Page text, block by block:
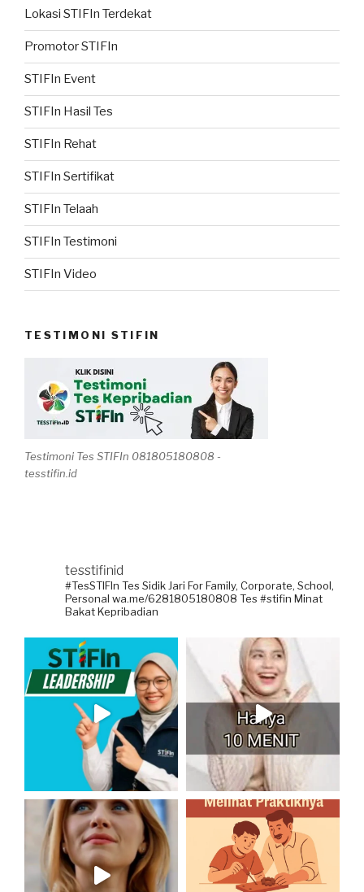
Lokasi STIFIn Terdekat
Promotor STIFIn
STIFIn Event
STIFIn Hasil Tes
STIFIn Rehat
STIFIn Sertifikat
STIFIn Telaah
STIFIn Testimoni
STIFIn Video
TESTIMONI STIFIN
Testimoni Tes STIFIn 081805180808 -
tesstifin.id
tesstifinid
#TesSTIFIn Tes Sidik Jari For Family, Corporate, School,
Personal wa.me/6281805180808 Tes #stifin Minat
Bakat Kepribadian